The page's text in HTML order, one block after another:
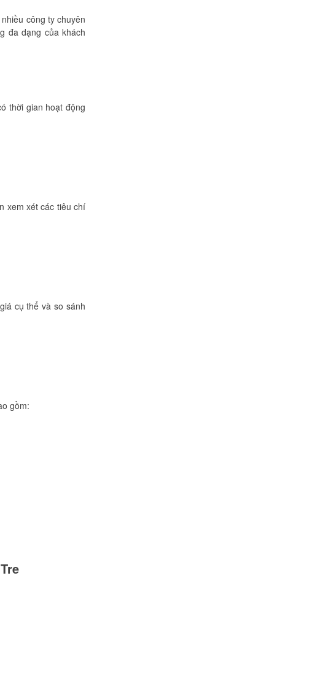
công ty chuyên
đa dạng của khách
thời gian hoạt động
xem xét các tiêu chí
cụ thể và so sánh
gồm: